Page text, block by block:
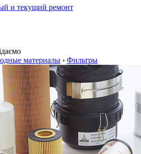
и текущий ремонт
материалы › Фильтры